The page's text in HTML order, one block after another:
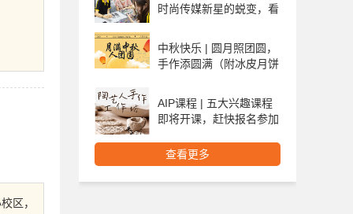
区，
时尚传媒新星的蜕变，看
英国名校offer
中秋快乐 | 圆月照团圆，
手作添圆满（附冰皮月饼
AIP课程 | 五大兴趣课程
即将开课，赶快报名参加
查看更多